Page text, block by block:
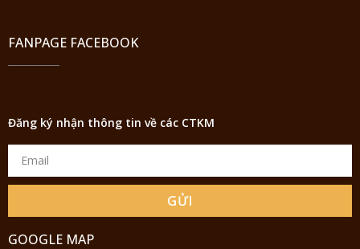
FANPAGE FACEBOOK
Đăng ký nhận thông tin về các CTKM
GỬI
GOOGLE MAP